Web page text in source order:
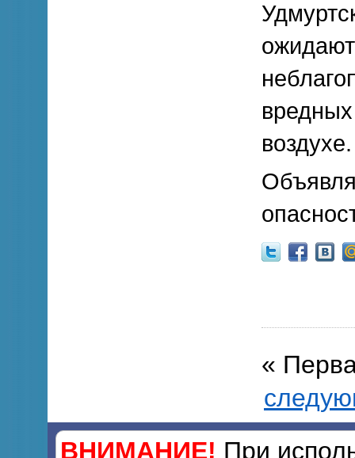
воздухе.
«
ВНИМАНИЕ! При